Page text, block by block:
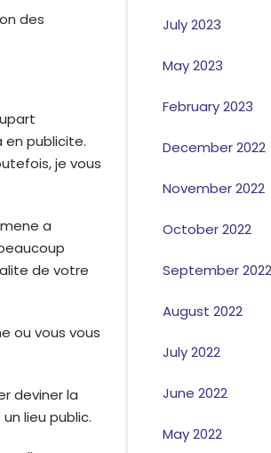
des
en publicite.
je vous
a
de votre
ou vous vous
deviner la
lieu public.
July 2023
May 2023
February 2023
December 2022
November 2022
October 2022
September 2022
August 2022
July 2022
June 2022
May 2022